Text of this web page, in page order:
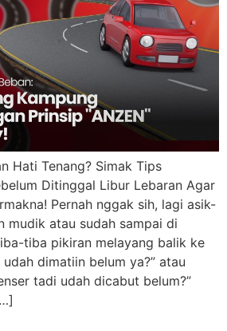
Hati Tenang? Simak Tips
Ditinggal Libur Lebaran Agar
Pernah nggak sih, lagi asik-
mudik atau sudah sampai di
tiba pikiran melayang balik ke
dimatiin belum ya?” atau
tadi udah dicabut belum?”